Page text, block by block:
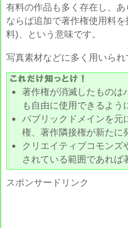
有料の作品も多く存在し、
ならば追加で著作権使用料
料)、という意味です。
写真素材などに多く用いられ
著作権が消滅したものは
も自由に使用できるよう
パブリックドメインを元
権、著作隣接権が新たに
クリエイティブコモンズ
されている範囲であれば
スポンサードリンク